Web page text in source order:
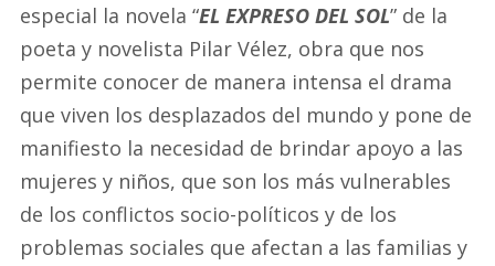
especial la novela “EL EXPRESO DEL SOL” de la
poeta y novelista Pilar Vélez, obra que nos
permite conocer de manera intensa el drama
que viven los desplazados del mundo y pone de
manifiesto la necesidad de brindar apoyo a las
mujeres y niños, que son los más vulnerables
de los conflictos socio-políticos y de los
problemas sociales que afectan a las familias y